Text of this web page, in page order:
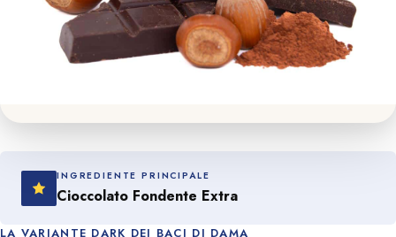
INGREDIENTE PRINCIPALE
Cioccolato Fondente Extra
LA VARIANTE DARK DEI BACI DI DAMA